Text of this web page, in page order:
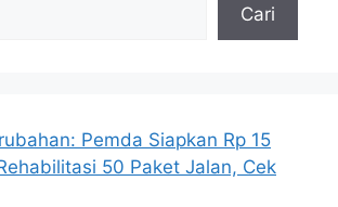
Cari
Pemda Siapkan Rp 15
50 Paket Jalan, Cek